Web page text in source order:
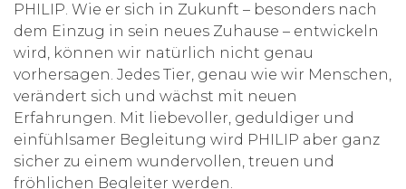
PHILIP. Wie er sich in Zukunft – besonders nach
dem Einzug in sein neues Zuhause – entwickeln
wird, können wir natürlich nicht genau
vorhersagen. Jedes Tier, genau wie wir Menschen,
verändert sich und wächst mit neuen
Erfahrungen. Mit liebevoller, geduldiger und
einfühlsamer Begleitung wird PHILIP aber ganz
sicher zu einem wundervollen, treuen und
fröhlichen Begleiter werden.